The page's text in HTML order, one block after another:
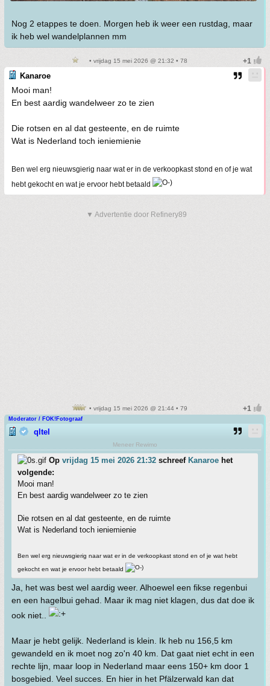
Nog 2 etappes te doen. Morgen heb ik weer een rustdag, maar
ik heb wel wandelplannen mm
• vrijdag 15 mei 2026 @ 21:32 • 78
Kanaroe
Mooi man!
En best aardig wandelweer zo te zien
Die rotsen en al dat gesteente, en de ruimte
Wat is Nederland toch ieniemienie
Ben wel erg nieuwsgierig naar wat er in de verkoopkast stond en of je wat
hebt gekocht en wat je ervoor hebt betaald
▼ Advertentie door Refinery89
• vrijdag 15 mei 2026 @ 21:44 • 79
Moderator / FOK!Fotograaf
qltel
Meneer Rewimo
Op vrijdag 15 mei 2026 21:32 schreef Kanaroe het
volgende:
Mooi man!
En best aardig wandelweer zo te zien
Die rotsen en al dat gesteente, en de ruimte
Wat is Nederland toch ieniemienie
Ben wel erg nieuwsgierig naar wat er in de verkoopkast stond en of je wat hebt
gekocht en wat je ervoor hebt betaald
Ja, het was best wel aardig weer. Alhoewel een fikse regenbui
en een hagelbui gehad. Maar ik mag niet klagen, dus dat doe ik
ook niet..
Maar je hebt gelijk. Nederland is klein. Ik heb nu 156,5 km
gewandeld en ik moet nog zo'n 40 km. Dat gaat niet echt in een
rechte lijn, maar loop in Nederland maar eens 150+ km door 1
bosgebied. Veel succes. En hier in het Pfälzerwald kan dat